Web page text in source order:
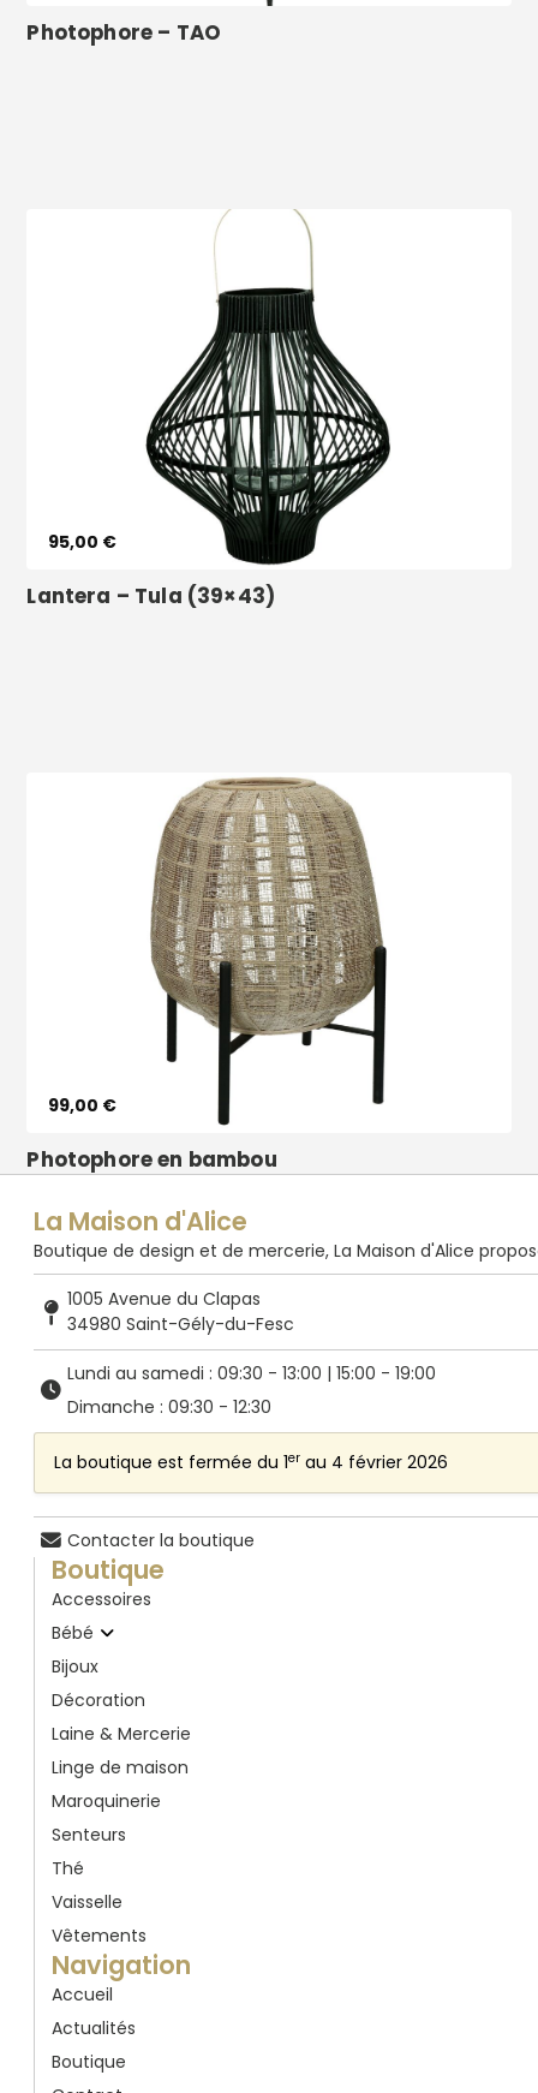
Photophore – TAO
95,00 €
Voir le produit
Lantera – Tula (39×43)
99,00 €
Voir le produit
Photophore en bambou
La Maison d'Alice
Boutique de design et de mercerie, La Maison d'Alice
1005 Avenue du Clapas
34980 Saint-Gély-du-Fesc
Lundi au samedi : 09:30 - 13:00 | 15:00 - 19:00
Dimanche : 09:30 - 12:30
La boutique est fermée du 1er au 4 février 2026
Contacter la boutique
Boutique
Accessoires
Bébé
Bijoux
Décoration
Laine & Mercerie
Linge de maison
Maroquinerie
Senteurs
Thé
Vaisselle
Vêtements
Navigation
Accueil
Actualités
Boutique